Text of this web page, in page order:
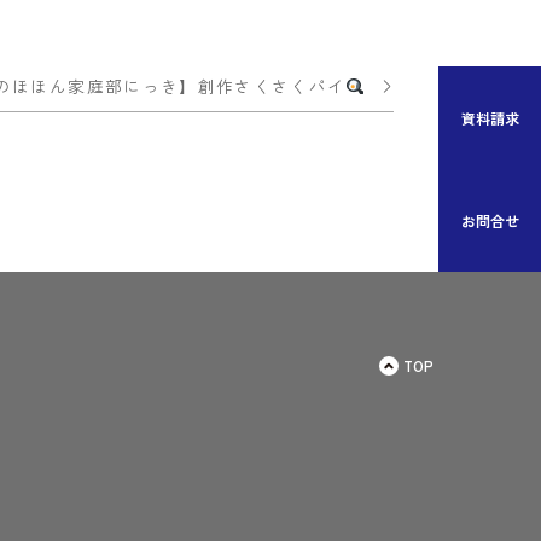
ほほん家庭部にっき】創作さくさくパイ
資料請求
お問合せ
TOP